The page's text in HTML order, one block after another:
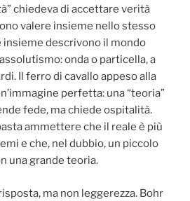
chiedeva di accettare verità
valere insieme nello stesso
insieme descrivono il mondo
onda o particella, a
Il ferro di cavallo appeso alla
perfetta: una “teoria”
fede, ma chiede ospitalità.
ammettere che il reale è più
e che, nel dubbio, un piccolo
una grande teoria.
ma non leggerezza. Bohr